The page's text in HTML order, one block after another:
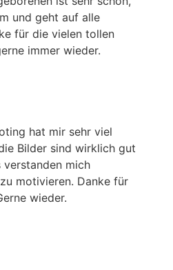
und geht auf alle
für die vielen tollen
immer wieder.
hat mir sehr viel
Bilder sind wirklich gut
verstanden mich
motivieren. Danke für
wieder.